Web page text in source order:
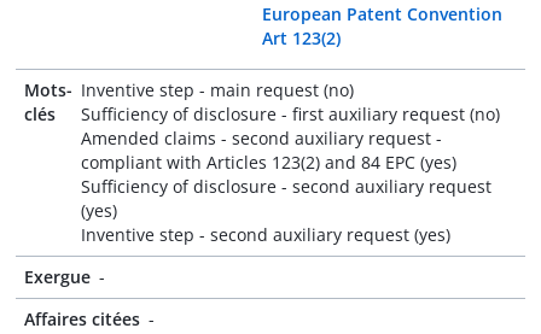
European Patent Convention
Art 123(2)
Mots-
clés
Inventive step - main request (no)
Sufficiency of disclosure - first auxiliary request (no)
Amended claims - second auxiliary request -
compliant with Articles 123(2) and 84 EPC (yes)
Sufficiency of disclosure - second auxiliary request
(yes)
Inventive step - second auxiliary request (yes)
Exergue -
Affaires citées -